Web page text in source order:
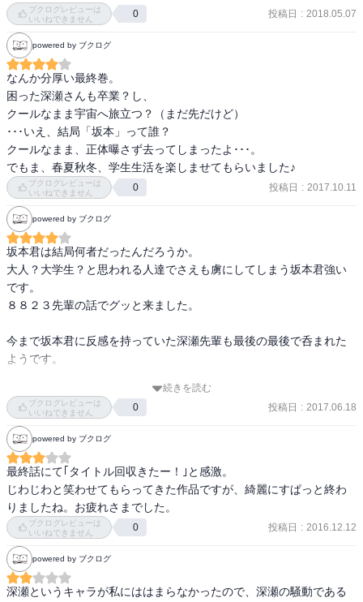
ブクログレビューは
いいねできません
0 投稿日 : 2018.05.07
powered by ブクログ
なんか分厚い最終巻。
困った深瀬さんも卒業？し、
クールなまま宇宙へ旅立つ？（まだ先だけど）
･･･いえ、結局「坂本」って誰？
クールなまま、正体曝さず去ってしまったよ･･･。
でもま、春夏秋冬、学生生活を楽しませてもらいました♪
ブクログレビューは
いいねできません
0 投稿日 : 2017.10.11
powered by ブクログ
坂本君は結局何者だったんだろうか。
大人？大学生？と思われる人達でさえも虜にしてしまう坂本君強い
です。
８８２３先輩の話でグッと来ました。
今まで坂本君に反感を持っていた深瀬先輩も最後の最後で呑まれた
ようです。
坂本君が学校を転校する話は彼の嬉しいような悲しいような照れて
るような表情にやられました。
でもパイを顔面に付けてる生徒達は軽くホラー
結局坂本君はあの後パイ投げに参戦して転校回避したってことです
ね
８８２３先輩も参戦してくれてたら嬉しい
続きを読む
ブクログレビューは
いいねできません
0 投稿日 : 2017.06.18
powered by ブクログ
最終話にて｢タイトル回収きたー！｣と感激。
じわじわと笑わせてもらってきた作品ですが、綺麗にすぱっと終わ
りましたね。お疲れさまでした。
ブクログレビューは
いいねできません
0 投稿日 : 2016.12.12
powered by ブクログ
深瀬というキャラが私にははまらなかったので、深瀬の騒動である